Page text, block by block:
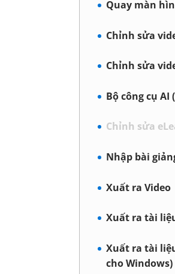
Quay màn
Chỉnh sửa
Chỉnh sửa
Bộ công cụ AI
Chỉnh sửa
Nhập bài
Xuất ra Video
Xuất ra tài
Xuất ra tài
cho Windows)